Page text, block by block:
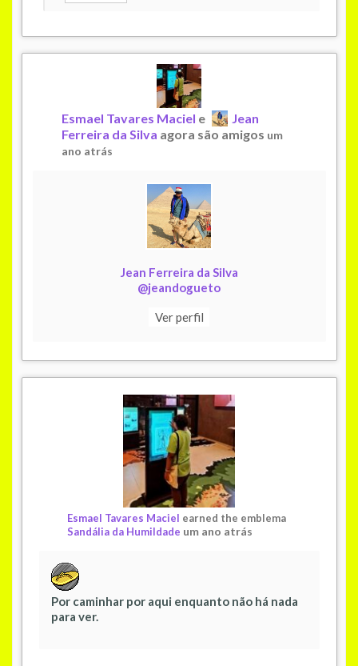
Esmael Tavares Maciel e
Jean
Ferreira da Silva agora são amigos um
ano atrás
Jean Ferreira da Silva
@jeandogueto
Ver perfil
Esmael Tavares Maciel earned the emblema
Sandália da Humildade um ano atrás
Por caminhar por aqui enquanto não há nada
para ver.